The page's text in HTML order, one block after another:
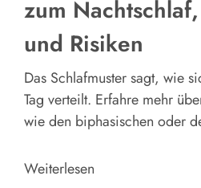
zum
und Risiken
Das Schlafmuster sagt, wie
Tag verteilt. Erfahre mehr
wie den biphasischen oder
größten Vorteile liegen in der
Weiterlesen